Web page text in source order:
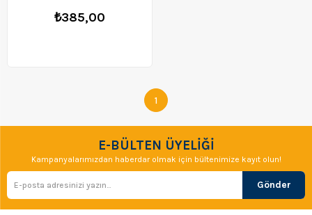
₺385,00
1
E-BÜLTEN ÜYELİĞİ
Kampanyalarımızdan haberdar olmak için bültenimize kayıt olun!
Gönder